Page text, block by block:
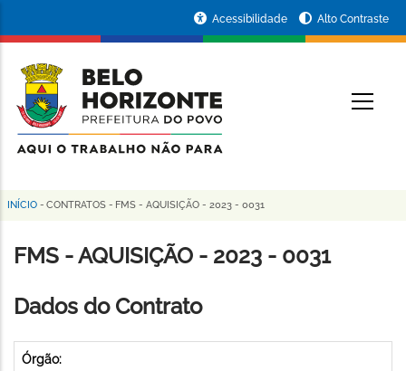
conteúdo
principal
da
Prefeitura
de
Horizonte
Acessibilidade Alto Contraste
Trilha
de
INÍCIO - CONTRATOS - FMS - AQUISIÇÃO - 2023 - 0031
FMS - AQUISIÇÃO - 2023 - 0031
Dados do Contrato
Órgão: